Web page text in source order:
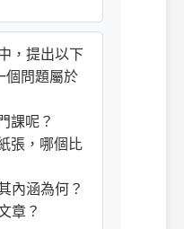
，提出以下
個問題屬於
課呢？
張，哪個比
內涵為何？
章？